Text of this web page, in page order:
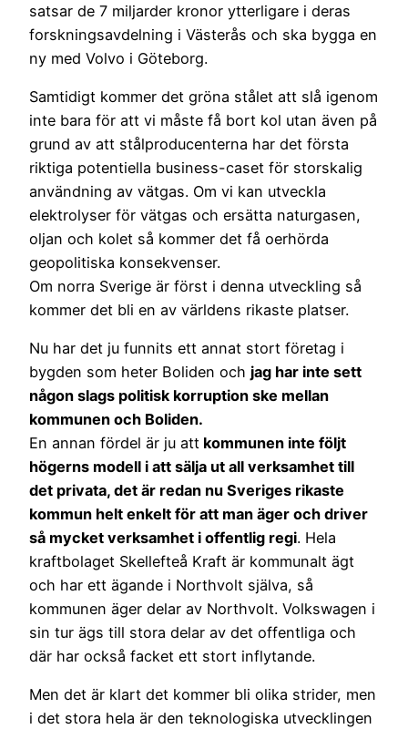
satsar de 7 miljarder kronor ytterligare i deras
forskningsavdelning i Västerås och ska bygga en
ny med Volvo i Göteborg.
Samtidigt kommer det gröna stålet att slå igenom
inte bara för att vi måste få bort kol utan även på
grund av att stålproducenterna har det första
riktiga potentiella business-caset för storskalig
användning av vätgas. Om vi kan utveckla
elektrolyser för vätgas och ersätta naturgasen,
oljan och kolet så kommer det få oerhörda
geopolitiska konsekvenser.
Om norra Sverige är först i denna utveckling så
kommer det bli en av världens rikaste platser.
Nu har det ju funnits ett annat stort företag i
bygden som heter Boliden och jag har inte sett
någon slags politisk korruption ske mellan
kommunen och Boliden.
En annan fördel är ju att kommunen inte följt
högerns modell i att sälja ut all verksamhet till
det privata, det är redan nu Sveriges rikaste
kommun helt enkelt för att man äger och driver
så mycket verksamhet i offentlig regi. Hela
kraftbolaget Skellefteå Kraft är kommunalt ägt
och har ett ägande i Northvolt själva, så
kommunen äger delar av Northvolt. Volkswagen i
sin tur ägs till stora delar av det offentliga och
där har också facket ett stort inflytande.
Men det är klart det kommer bli olika strider, men
i det stora hela är den teknologiska utvecklingen